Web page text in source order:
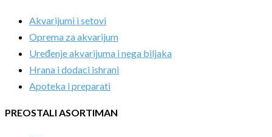
Akvarijumi i setovi
Oprema za akvarijum
Uređenje akvarijuma i nega biljaka
Hrana i dodaci ishrani
Apoteka i preparati
PREOSTALI ASORTIMAN